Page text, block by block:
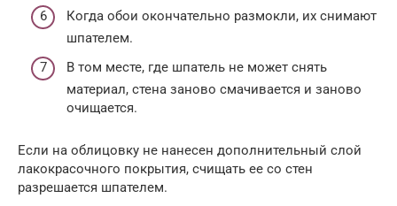
Когда обои окончательно размокли, их снимают
шпателем.
В том месте, где шпатель не может снять
материал, стена заново смачивается и заново
очищается.
Если на облицовку не нанесен дополнительный слой
лакокрасочного покрытия, счищать ее со стен
разрешается шпателем.